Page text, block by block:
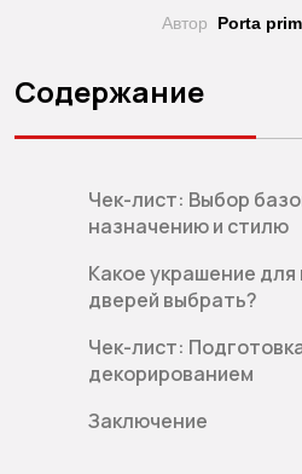
Автор
Porta
Содержание
Чек-лист: Выбор
назначению и стилю
Какое украшение
дверей выбрать?
Чек-лист:
декорированием
Заключение